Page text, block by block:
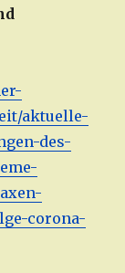
aktuelle-
des-
corona-